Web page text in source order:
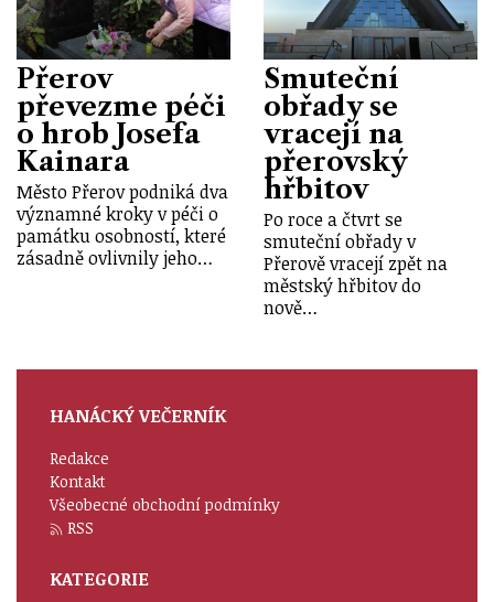
Přerov
převezme péči
o hrob Josefa
Kainara
Město Přerov podniká dva
významné kroky v péči o
památku osobností, které
zásadně ovlivnily jeho…
Smuteční
obřady se
vracejí na
přerovský
hřbitov
Po roce a čtvrt se
smuteční obřady v
Přerově vracejí zpět na
městský hřbitov do
nově…
HANÁCKÝ VEČERNÍK
Redakce
Kontakt
Všeobecné obchodní podmínky
RSS
KATEGORIE